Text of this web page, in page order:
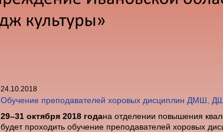
24.10.2018
Обучение преподавателей хоровых дисциплин ДМШ,
29–31 октября 2018 годана отделении повышения
будет проходить обучение преподавателей хоровых